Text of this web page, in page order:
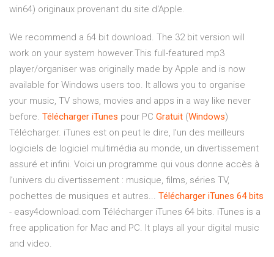
win64) originaux provenant du site d'Apple.
We recommend a 64 bit download. The 32 bit version will
work on your system however.This full-featured mp3
player/organiser was originally made by Apple and is now
available for Windows users too. It allows you to organise
your music, TV shows, movies and apps in a way like never
before. Télécharger iTunes pour PC Gratuit (Windows)
Télécharger. iTunes est on peut le dire, l’un des meilleurs
logiciels de logiciel multimédia au monde, un divertissement
assuré et infini. Voici un programme qui vous donne accès à
l’univers du divertissement : musique, films, séries TV,
pochettes de musiques et autres... Télécharger iTunes 64 bits
- easy4download.com Télécharger iTunes 64 bits. iTunes is a
free application for Mac and PC. It plays all your digital music
and video.